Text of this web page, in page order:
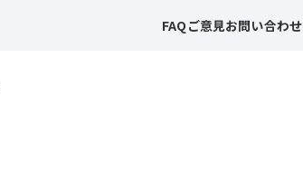
FAQ ご意見お問い合わせ